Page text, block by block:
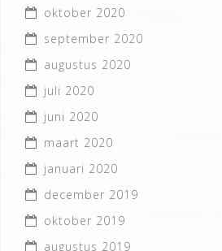
oktober 2020
september 2020
augustus 2020
juli 2020
juni 2020
maart 2020
januari 2020
december 2019
oktober 2019
augustus 2019